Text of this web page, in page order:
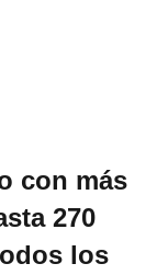
con más
270
los